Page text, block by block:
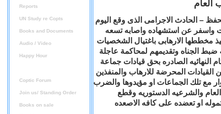
Reports
UN Study re Copts
Books and Documents
Audio / Video
Happy Hour
Coptic Forum
Join us/ Standing Order
Books on sale
العام
– الحادث الاجرامى الذى وقع اليوم
واسفر عن استشهاده واصابه تسعه
مخططها الارهابى باغتيال الشخصيات
ضبط الجناه وتقديمهم لمحاكمة عاجلة
النهائيه الصادره بحق قيادات جماعة
القيادات المحرضة للارهاب والمنفذين
مع تلك الجماعات او مؤيدوها والضرب
والشرعيه الدستوريه وقطع
تموله او تعضده على كافه الاصعده